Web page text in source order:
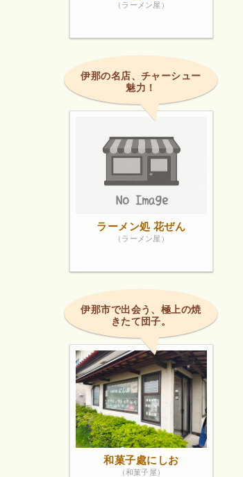
（ラーメン屋）
伊那の名店、チャーシュー
魅力！
ラーメン処 花ぜん
（ラーメン屋）
伊那市で出会う、極上の焼
きたて団子。
和菓子處にしお
（和菓子屋）